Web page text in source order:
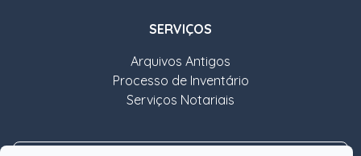
SERVIÇOS
Arquivos Antigos
Processo de Inventário
Serviços Notariais